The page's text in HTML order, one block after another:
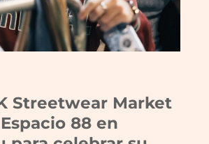
Streetwear Market
88 en